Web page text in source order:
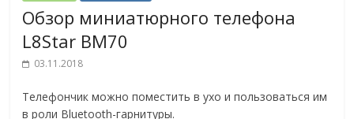
Обзор миниатюрного телефона
L8Star BM70
03.11.2018
Телефончик можно поместить в ухо и пользоваться им
в роли Bluetooth-гарнитуры.